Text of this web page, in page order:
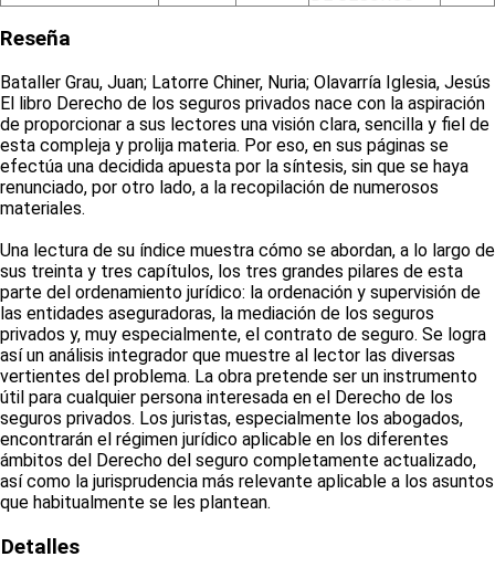
Reseña
Bataller Grau, Juan; Latorre Chiner, Nuria; Olavarría Iglesia, Jesús
El libro Derecho de los seguros privados nace con la aspiración
de proporcionar a sus lectores una visión clara, sencilla y fiel de
esta compleja y prolija materia. Por eso, en sus páginas se
efectúa una decidida apuesta por la síntesis, sin que se haya
renunciado, por otro lado, a la recopilación de numerosos
materiales.
Una lectura de su índice muestra cómo se abordan, a lo largo de
sus treinta y tres capítulos, los tres grandes pilares de esta
parte del ordenamiento jurídico: la ordenación y supervisión de
las entidades aseguradoras, la mediación de los seguros
privados y, muy especialmente, el contrato de seguro. Se logra
así un análisis integrador que muestre al lector las diversas
vertientes del problema. La obra pretende ser un instrumento
útil para cualquier persona interesada en el Derecho de los
seguros privados. Los juristas, especialmente los abogados,
encontrarán el régimen jurídico aplicable en los diferentes
ámbitos del Derecho del seguro completamente actualizado,
así como la jurisprudencia más relevante aplicable a los asuntos
que habitualmente se les plantean.
Detalles